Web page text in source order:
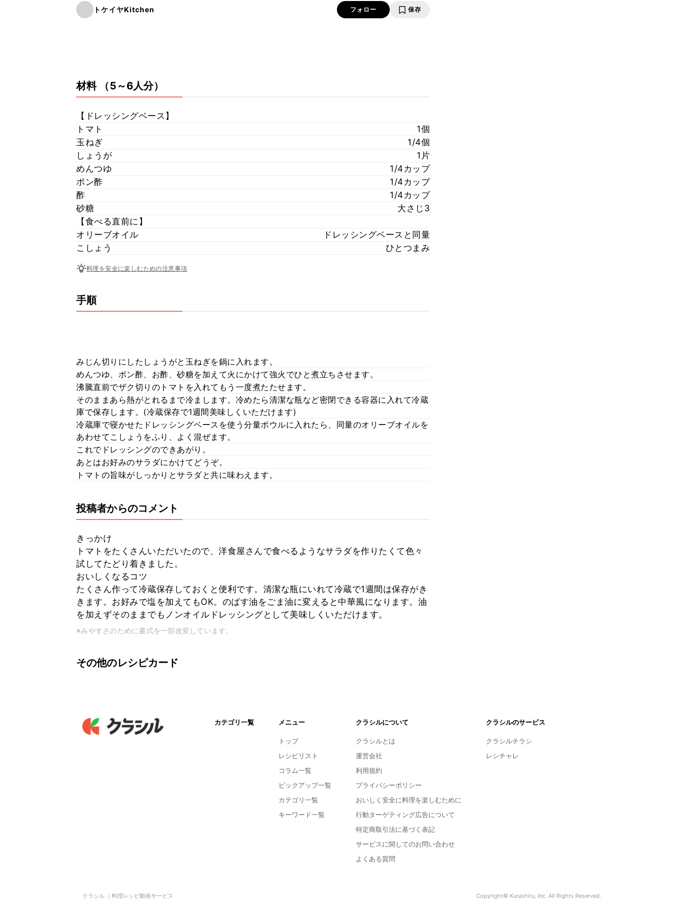
トケイヤKitchen フォロー 保存
材料 （5～6人分）
【ドレッシングベース】
トマト
1個
玉ねぎ
1/4個
しょうが
1片
めんつゆ
1/4カップ
ポン酢
1/4カップ
酢
1/4カップ
砂糖
大さじ3
【食べる直前に】
オリーブオイル
ドレッシングベースと同量
こしょう
ひとつまみ
料理を安全に楽しむための注意事項
手順
みじん切りにしたしょうがと玉ねぎを鍋に入れます。
めんつゆ、ポン酢、お酢、砂糖を加えて火にかけて強火でひと煮立ちさせます。
沸騰直前でザク切りのトマトを入れてもう一度煮たたせます。
そのままあら熱がとれるまで冷まします。冷めたら清潔な瓶など密閉できる容器に入れて冷蔵
庫で保存します。(冷蔵保存で1週間美味しくいただけます)
冷蔵庫で寝かせたドレッシングベースを使う分量ボウルに入れたら、同量のオリーブオイルを
あわせてこしょうをふり、よく混ぜます。
これでドレッシングのできあがり。
あとはお好みのサラダにかけてどうぞ。
トマトの旨味がしっかりとサラダと共に味わえます。
投稿者からのコメント
きっかけ
トマトをたくさんいただいたので、洋食屋さんで食べるようなサラダを作りたくて色々
試してたどり着きました。
おいしくなるコツ
たくさん作って冷蔵保存しておくと便利です。清潔な瓶にいれて冷蔵で1週間は保存がき
きます。お好みで塩を加えてもOK。のばす油をごま油に変えると中華風になります。油
を加えずそのままでもノンオイルドレッシングとして美味しくいただけます。
※みやすさのために書式を一部改変しています。
その他のレシピカード
カテゴリ一覧 メニュー
トップ
レシピリスト
コラム一覧
ピックアップ一覧
カテゴリ一覧
キーワード一覧
クラシルについて
クラシルとは
運営会社
利用規約
プライバシーポリシー
おいしく安全に料理を楽しむために
行動ターゲティング広告について
特定商取引法に基づく表記
サービスに関してのお問い合わせ
よくある質問
クラシルのサービス
クラシルチラシ
レシチャレ
クラシル ｜料理レシピ動画サービス Copyright© Kurashiru, Inc. All Rights Reserved.